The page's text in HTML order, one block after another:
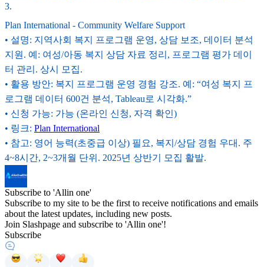
3.
Plan International - Community Welfare Support
• 설명: 지역사회 복지 프로그램 운영, 상담 보조, 데이터 분석
지원. 예: 여성/아동 복지 상담 자료 정리, 프로그램 평가 데이
터 관리. 상시 모집.
• 활용 방안: 복지 프로그램 운영 경험 강조. 예: “여성 복지 프
로그램 데이터 600건 분석, Tableau로 시각화.”
• 신청 가능: 가능 (온라인 신청, 자격 확인)
• 링크: Plan International
• 참고: 영어 능력(초중급 이상) 필요, 복지/상담 경험 우대. 주
4~8시간, 2~3개월 단위. 2025년 상반기 모집 활발.
Subscribe to 'Allin one'
Subscribe to my site to be the first to receive notifications and emails
about the latest updates, including new posts.
Join Slashpage and subscribe to 'Allin one'!
Subscribe